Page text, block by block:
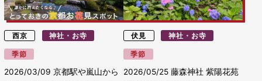
西京 神社・お寺
季節
2026/03/09京都駅や嵐山から
伏見 神社・お寺
季節
2026/05/25 藤森神社 紫陽花苑